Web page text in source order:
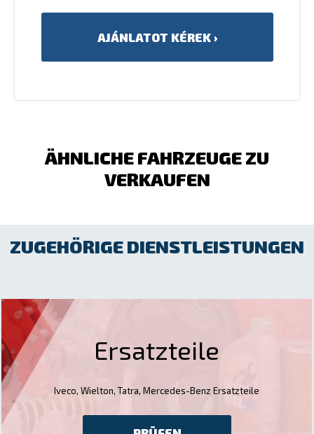
ÄHNLICHE FAHRZEUGE ZU
VERKAUFEN
ZUGEHÖRIGE DIENSTLEISTUNGEN
Ersatzteile
Iveco, Wielton, Tatra, Mercedes-Benz Ersatzteile